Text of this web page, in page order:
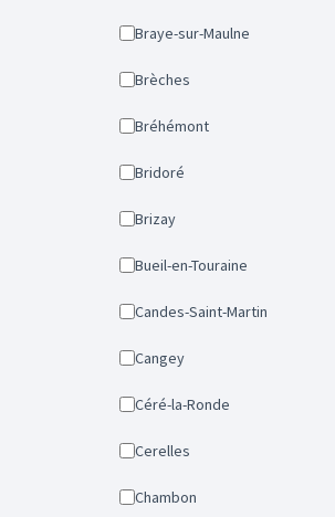
Braye-sur-Maulne
Brèches
Bréhémont
Bridoré
Brizay
Bueil-en-Touraine
Candes-Saint-Martin
Cangey
Céré-la-Ronde
Cerelles
Chambon